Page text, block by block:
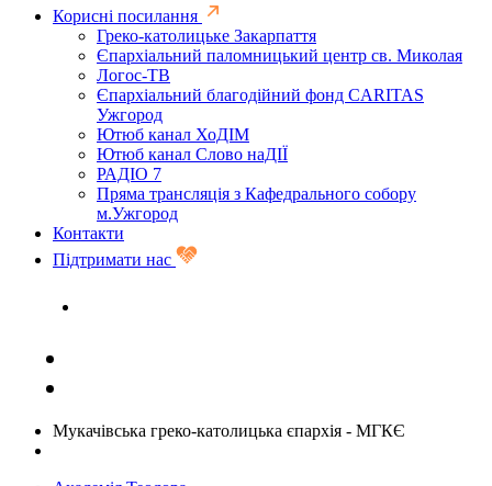
Корисні посилання
Греко-католицьке Закарпаття
Єпархіальний паломницький центр св. Миколая
Логос-ТВ
Єпархіальний благодійний фонд CARITAS
Ужгород
Ютюб канал ХоДІМ
Ютюб канал Слово наДІЇ
РАДІО 7
Пряма трансляція з Кафедрального собору
м.Ужгород
Контакти
Підтримати нас
Мукачівська греко-католицька єпархія - МГКЄ